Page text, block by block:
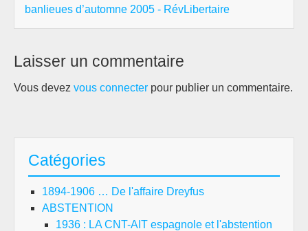
banlieues d’automne 2005 - RévLibertaire
Laisser un commentaire
Vous devez vous connecter pour publier un commentaire.
Catégories
1894-1906 … De l'affaire Dreyfus
ABSTENTION
1936 : LA CNT-AIT espagnole et l'abstention